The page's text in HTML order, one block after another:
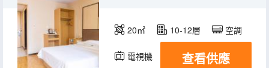
20㎡ 10-12層 空調
電視機 查看供應